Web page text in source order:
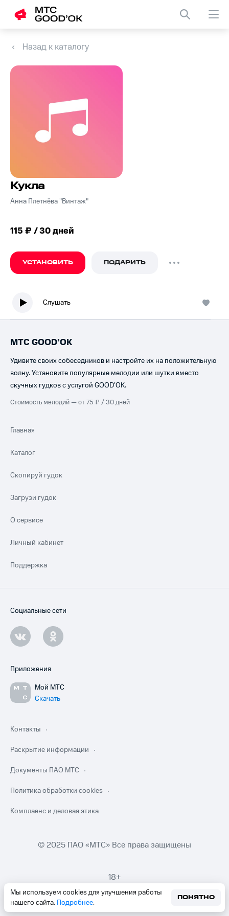
Назад к каталогу
Кукла
Анна Плетнёва "Винтаж"
115 ₽ / 30 дней
УСТАНОВИТЬ ПОДАРИТЬ
Слушать
Мы используем cookies для улучшения работы
нашего сайта. Подробнее.
ПОНЯТНО
МТС GOOD’OK
Удивите своих собеседников и настройте их на положительную
волну. Установите популярные мелодии или шутки вместо
скучных гудков с услугой GOOD’OK.
Стоимость мелодий — от 75 ₽ / 30 дней
Главная
Каталог
Скопируй гудок
Загрузи гудок
О сервисе
Личный кабинет
Поддержка
Социальные сети
Приложения
Мой МТС
Скачать
Контакты
Раскрытие информации
Документы ПАО МТС
Политика обработки cookies
Комплаенс и деловая этика
© 2025 ПАО «МТС» Все права защищены
18+